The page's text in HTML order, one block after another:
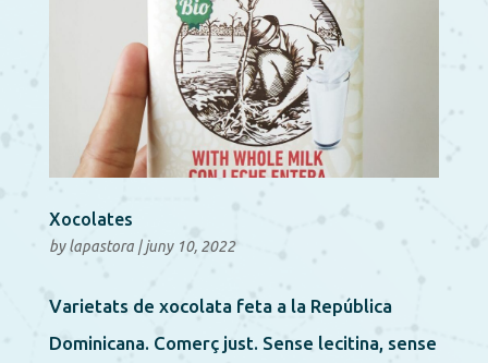
Xocolates
bylapastora|juny 10, 2022
Varietats de xocolata feta a la República
Dominicana. Comerç just. Sense lecitina, sense